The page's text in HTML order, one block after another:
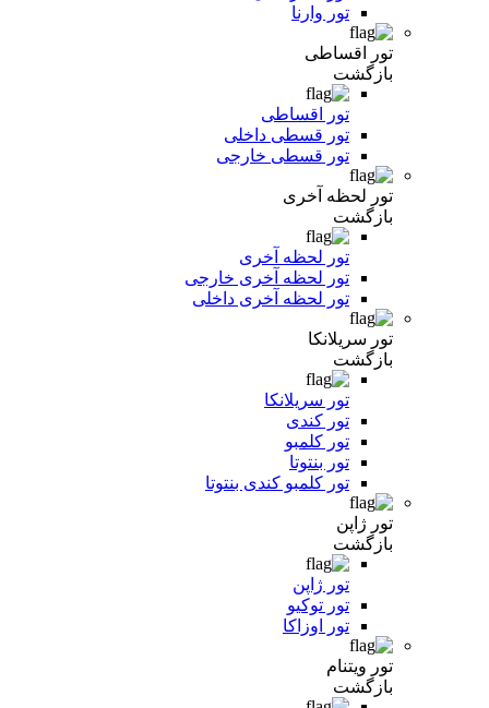
تور وارنا
تور اقساطی
بازگشت
تور اقساطی
تور قسطی داخلی
تور قسطی خارجی
تور لحظه آخری
بازگشت
تور لحظه آخری
تور لحظه آخری خارجی
تور لحظه آخری داخلی
تور سریلانکا
بازگشت
تور سریلانکا
تور کندی
تور کلمبو
تور بنتوتا
تور کلمبو کندی بنتوتا
تور ژاپن
بازگشت
تور ژاپن
تور توکیو
تور اوزاکا
تور ویتنام
بازگشت